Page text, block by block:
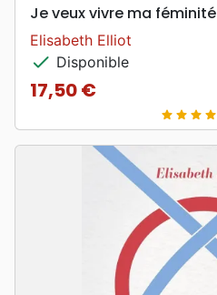
Je veux vivre ma féminité
Elisabeth Elliot
check Disponible
Prix
17,50 €
star star star star